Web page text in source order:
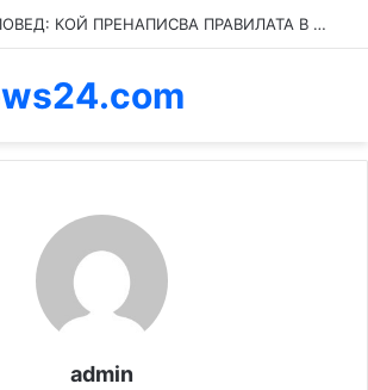
тези 5 качества на дамите
admin